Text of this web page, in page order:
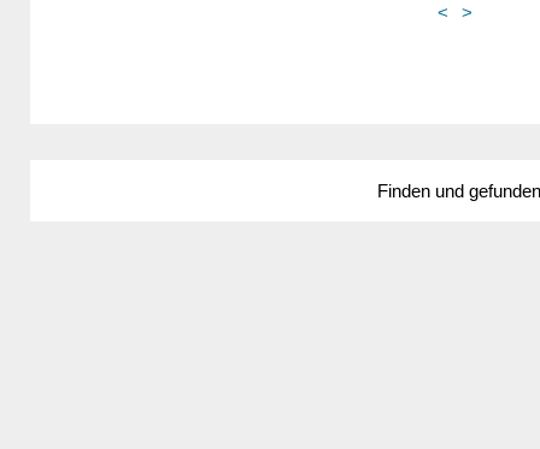
< >
Finden und